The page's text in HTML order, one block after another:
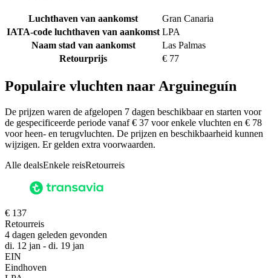
Luchthaven van aankomst
Gran Canaria
IATA-code luchthaven van aankomst LPA
Naam stad van aankomst
Las Palmas
Retourprijs
€ 77
Populaire vluchten naar Arguineguín
De prijzen waren de afgelopen 7 dagen beschikbaar en starten voor
de gespecificeerde periode vanaf € 37 voor enkele vluchten en € 78
voor heen- en terugvluchten. De prijzen en beschikbaarheid kunnen
wijzigen. Er gelden extra voorwaarden.
Alle dealsEnkele reisRetourreis
€ 137
Retourreis
4 dagen geleden gevonden
di. 12 jan - di. 19 jan
EIN
Eindhoven